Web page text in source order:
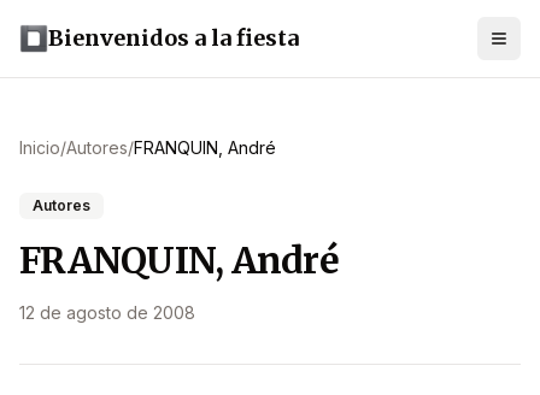
Bienvenidos a la fiesta
Inicio/Autores/FRANQUIN, André
Autores
FRANQUIN, André
12 de agosto de 2008